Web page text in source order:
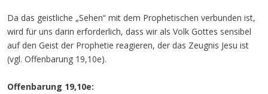
Da das geistliche „Sehen“ mit dem Prophetischen verbunden ist,
wird für uns darin erforderlich, dass wir als Volk Gottes sensibel
auf den Geist der Prophetie reagieren, der das Zeugnis Jesu ist
(vgl. Offenbarung 19,10e).
Offenbarung 19,10e: